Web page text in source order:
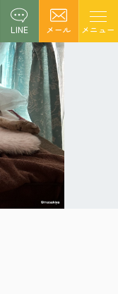
LINE メール メニュー